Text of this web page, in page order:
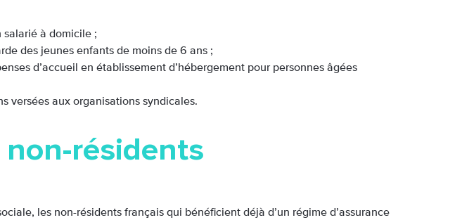
salarié à domicile ;
des jeunes enfants de moins de 6 ans ;
d’accueil en établissement d’hébergement pour personnes âgées
versées aux organisations syndicales.
non-résidents
les non-résidents français qui bénéficient déjà d’un régime d’assurance